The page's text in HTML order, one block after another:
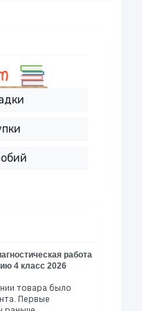
работа
4 класс 2026
товара было
Первые